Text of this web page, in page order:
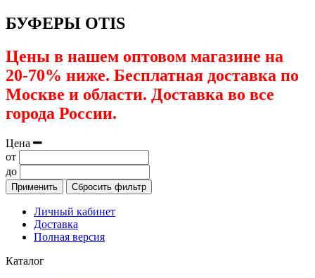
БУФЕРЫ OTIS
Цены в нашем оптовом магазине на
20-70% ниже. Бесплатная доставка по
Москве и области. Доставка во все
города России.
Цена
от
до
Применить Сбросить фильтр
Личный кабинет
Доставка
Полная версия
Каталог